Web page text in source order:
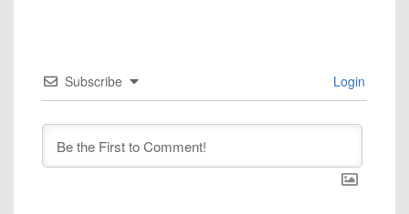
Subscribe Login